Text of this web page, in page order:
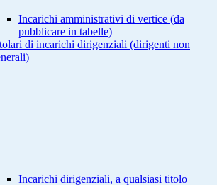
Incarichi amministrativi di vertice (da
pubblicare in tabelle)
di incarichi dirigenziali (dirigenti non
Incarichi dirigenziali, a qualsiasi titolo